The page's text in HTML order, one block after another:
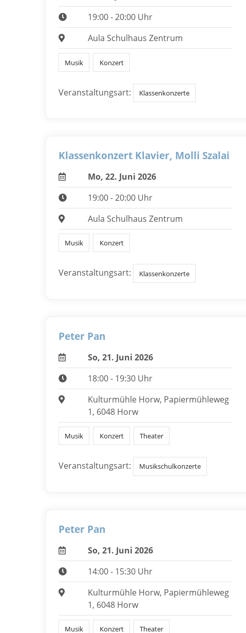
19:00 - 20:00 Uhr
Aula Schulhaus Zentrum
Musik Konzert
Veranstaltungsart: Klassenkonzerte
Klassenkonzert Klavier, Molli Szalai
Mo, 22. Juni 2026
19:00 - 20:00 Uhr
Aula Schulhaus Zentrum
Musik Konzert
Veranstaltungsart: Klassenkonzerte
Peter Pan
So, 21. Juni 2026
18:00 - 19:30 Uhr
Kulturmühle Horw, Papiermühleweg
1, 6048 Horw
Musik Konzert Theater
Veranstaltungsart: Musikschulkonzerte
Peter Pan
So, 21. Juni 2026
14:00 - 15:30 Uhr
Kulturmühle Horw, Papiermühleweg
1, 6048 Horw
Musik Konzert Theater